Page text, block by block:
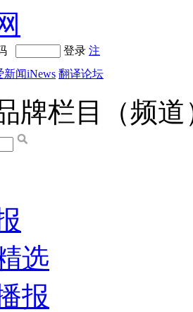
登录 注
新闻iNews 翻译论坛
牌栏目（频道
选
报